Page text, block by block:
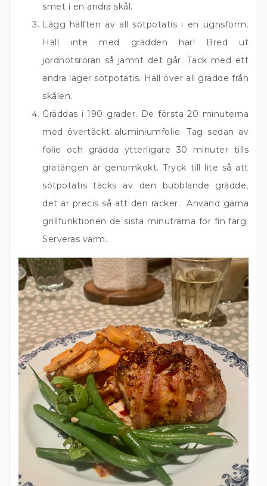
smet i en andra skål.
Lägg hälften av all sötpotatis i en ugnsform.
Häll inte med grädden här! Bred ut
jordnötsröran så jämnt det går. Täck med ett
andra lager sötpotatis. Häll över all grädde från
skålen.
Gräddas i 190 grader. De första 20 minuterna
med övertäckt aluminiumfolie. Tag sedan av
folie och grädda ytterligare 30 minuter tills
gratängen är genomkokt. Tryck till lite så att
sötpotatis täcks av den bubblande grädde,
det är precis så att den räcker. Använd gärna
grillfunktionen de sista minutrarna för fin färg.
Serveras varm.